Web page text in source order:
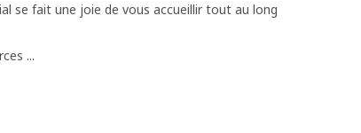
se fait une joie de vous accueillir tout au long
...